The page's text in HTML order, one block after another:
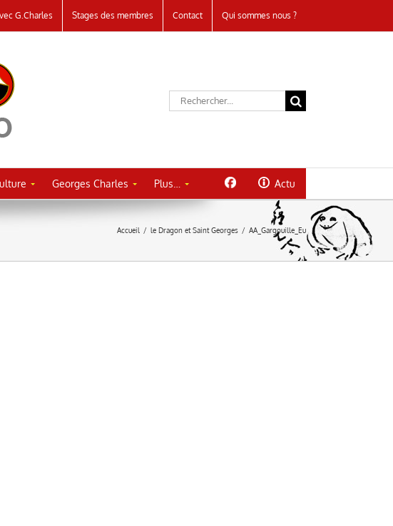
G.Charles Stages des membres Contact Qui sommes nous ?
Rechercher:
Georges Charles Plus… Actu
Accueil / le Dragon et Saint Georges / AA_Gargouille_Eu